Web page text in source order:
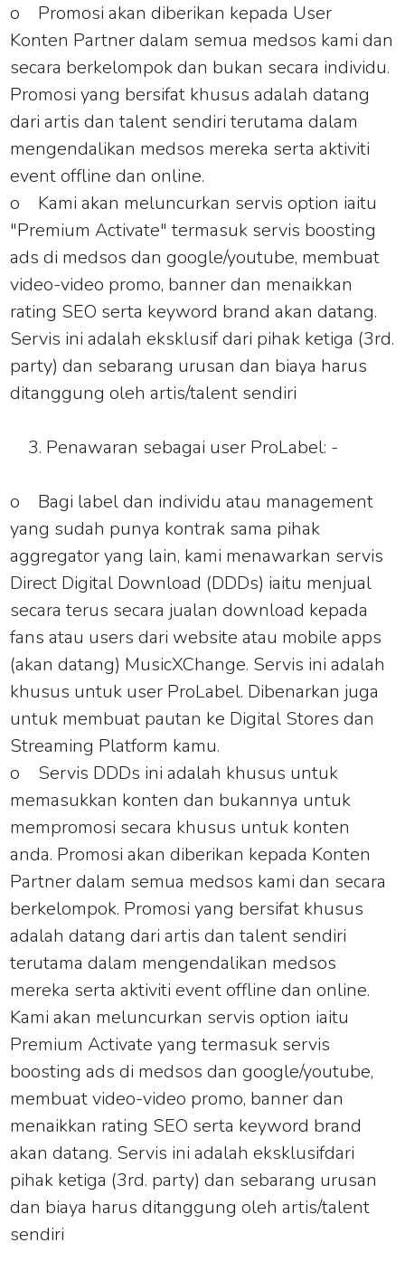
o
Promosi akan diberikan kepada User
Konten Partner dalam semua medsos kami dan
secara berkelompok dan bukan secara individu.
Promosi yang bersifat khusus adalah datang
dari artis dan talent sendiri terutama dalam
mengendalikan medsos mereka serta aktiviti
event offline dan online.
o
Kami akan meluncurkan servis option iaitu
"Premium Activate" termasuk servis boosting
ads di medsos dan google/youtube, membuat
video-video promo, banner dan menaikkan
rating SEO serta keyword brand akan datang.
Servis ini adalah eksklusif dari pihak ketiga (3rd.
party) dan sebarang urusan dan biaya harus
ditanggung oleh artis/talent sendiri
Penawaran sebagai user ProLabel: -
o
Bagi label dan individu atau management
yang sudah punya kontrak sama pihak
aggregator yang lain, kami menawarkan servis
Direct Digital Download (DDDs) iaitu menjual
secara terus secara jualan download kepada
fans atau users dari website atau mobile apps
(akan datang) MusicXChange. Servis ini adalah
khusus untuk user ProLabel. Dibenarkan juga
untuk membuat pautan ke Digital Stores dan
Streaming Platform kamu.
o
Servis DDDs ini adalah khusus untuk
memasukkan konten dan bukannya untuk
mempromosi secara khusus untuk konten
anda. Promosi akan diberikan kepada Konten
Partner dalam semua medsos kami dan secara
berkelompok. Promosi yang bersifat khusus
adalah datang dari artis dan talent sendiri
terutama dalam mengendalikan medsos
mereka serta aktiviti event offline dan online.
Kami akan meluncurkan servis option iaitu
Premium Activate yang termasuk servis
boosting ads di medsos dan google/youtube,
membuat video-video promo, banner dan
menaikkan rating SEO serta keyword brand
akan datang. Servis ini adalah eksklusifdari
pihak ketiga (3rd. party) dan sebarang urusan
dan biaya harus ditanggung oleh artis/talent
sendiri